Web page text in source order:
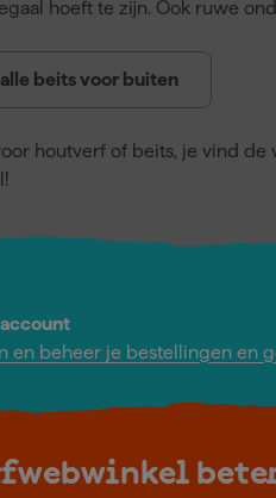
hoeft te zijn. Ook ruwe
beits voor buiten
houtverf of beits, je vind
en beheer je bestellingen en